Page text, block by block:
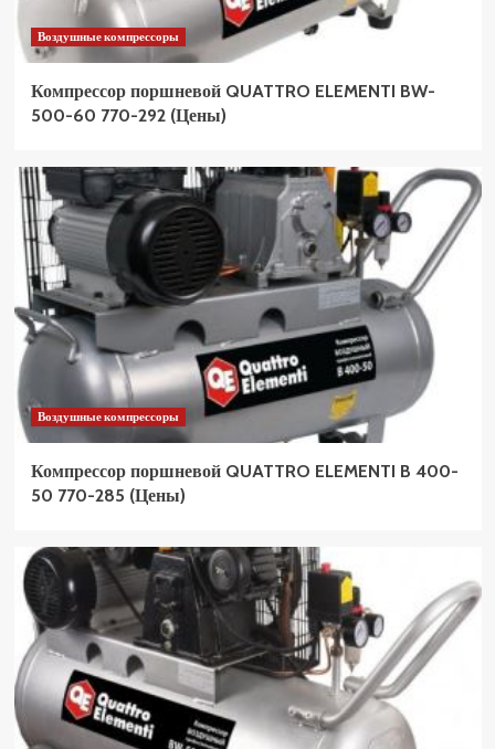
Воздушные компрессоры
Компрессор поршневой QUATTRO ELEMENTI BW-
500-60 770-292 (Цены)
Воздушные компрессоры
Компрессор поршневой QUATTRO ELEMENTI B 400-
50 770-285 (Цены)